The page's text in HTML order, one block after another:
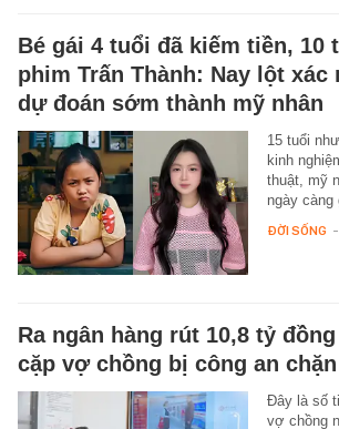
Bé gái 4 tuổi đã kiếm tiền, 10
phim Trấn Thành: Nay lột xác
dự đoán sớm thành mỹ nhân
15 tuổi
kinh
thuật, mỹ
ngày
ĐỜI SỐNG -
Ra ngân hàng rút 10,8 tỷ
cặp vợ chồng bị công an
Đây là số
vợ chồng